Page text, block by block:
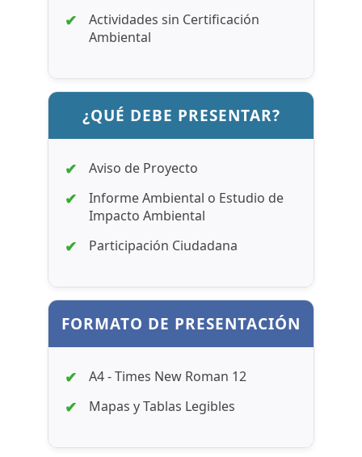
Actividades sin Certificación
Ambiental
¿QUÉ DEBE PRESENTAR?
Aviso de Proyecto
Informe Ambiental o Estudio de
Impacto Ambiental
Participación Ciudadana
FORMATO DE PRESENTACIÓN
A4 - Times New Roman 12
Mapas y Tablas Legibles